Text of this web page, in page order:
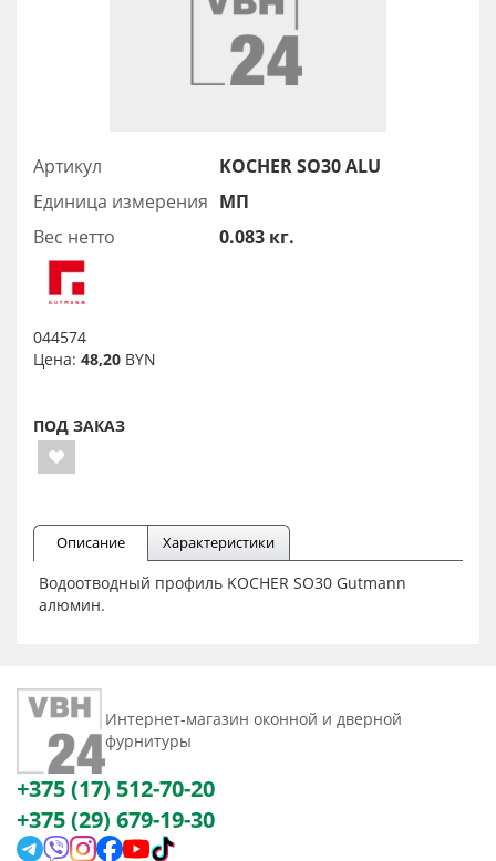
Артикул
KOCHER SO30 ALU
Единица измерения МП
Вес нетто
0.083 кг.
044574
Цена: 48,20 BYN
ПОД ЗАКАЗ
Описание Характеристики
Водоотводный профиль KOCHER SO30 Gutmann
алюмин.
Интернет-магазин оконной и дверной
фурнитуры
+375 (17) 512-70-20
+375 (29) 679-19-30